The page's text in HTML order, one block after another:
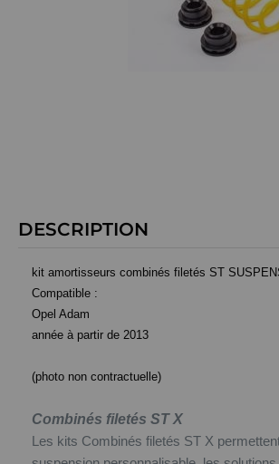
DESCRIPTION
kit amortisseurs combinés filetés ST
Compatible :
Opel Adam
année à partir de 2013
(photo non contractuelle)
Combinés filetés ST X
Les kits Combinés filetés ST X